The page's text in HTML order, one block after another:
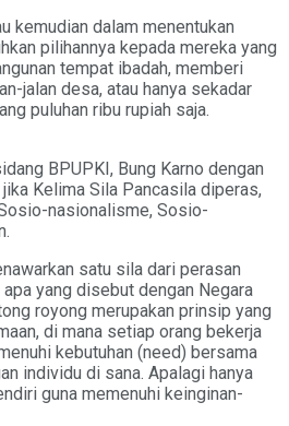
kemudian dalam menentukan
pilihannya kepada mereka yang
tempat ibadah, memberi
jalan desa, atau hanya sekadar
puluhan ribu rupiah saja.
BPUPKI, Bung Karno dengan
Kelima Sila Pancasila diperas,
nasionalisme, Sosio-
satu sila dari perasan
yang disebut dengan Negara
royong merupakan prinsip yang
di mana setiap orang bekerja
kebutuhan (need) bersama
individu di sana. Apalagi hanya
guna memenuhi keinginan-